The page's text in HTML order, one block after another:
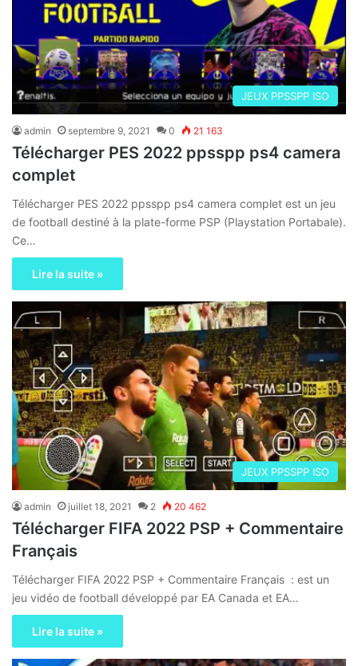
JEUX PPSSPP ISO
admin septembre 9, 2021 0 21 163
Télécharger PES 2022 ppsspp ps4 camera
complet
Télécharger PES 2022 ppsspp ps4 camera complet est un jeu
de football destiné à la plate-forme PSP (Playstation Portabale).
Ce…
Lire la suite »
JEUX PPSSPP ISO
admin juillet 18, 2021 2 20 462
Télécharger FIFA 2022 PSP + Commentaire
Français
Télécharger FIFA 2022 PSP + Commentaire Français : est un
jeu vidéo de football développé par EA Canada et EA…
Lire la suite »